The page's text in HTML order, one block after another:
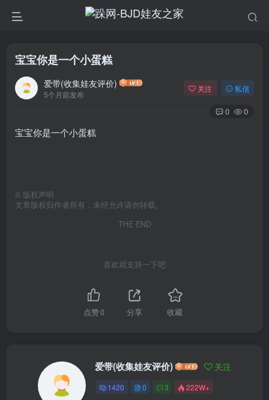
宝宝你是一个小蛋糕
爱带(收集娃友评价)
5个月前发布
关注 私信
0 0
宝宝你是一个小蛋糕
© 版权声明
文章版权归作者所有，未经允许请勿转载。
THE END
喜欢就支持一下吧
点赞0 分享 收藏
爱带(收集娃友评价) 关注
1420 0 3 222W+